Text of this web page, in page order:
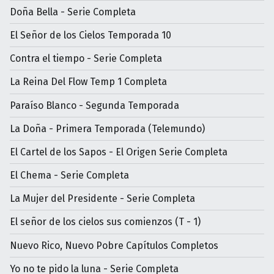
Doña Bella - Serie Completa
El Señor de los Cielos Temporada 10
Contra el tiempo - Serie Completa
La Reina Del Flow Temp 1 Completa
Paraíso Blanco - Segunda Temporada
La Doña - Primera Temporada (Telemundo)
El Cartel de los Sapos - El Origen Serie Completa
El Chema - Serie Completa
La Mujer del Presidente - Serie Completa
El señor de los cielos sus comienzos (T - 1)
Nuevo Rico, Nuevo Pobre Capítulos Completos
Yo no te pido la luna - Serie Completa